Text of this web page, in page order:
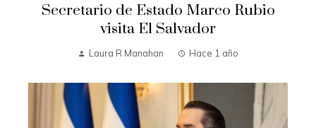
Secretario de Estado Marco Rubio
visita El Salvador
Laura R Manahan Hace 1 año